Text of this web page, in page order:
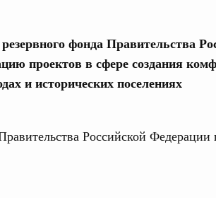
фонда Правительства
проектов в сфере создания
и исторических поселениях
Российской